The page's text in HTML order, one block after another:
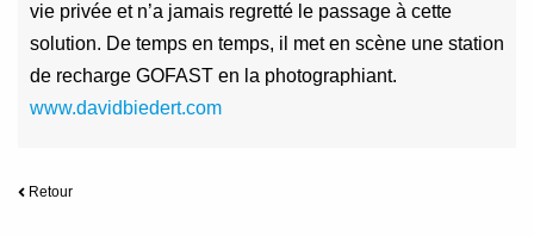
vie privée et n’a jamais regretté le passage à cette
solution. De temps en temps, il met en scène une station
de recharge GOFAST en la photographiant.
www.davidbiedert.com
Retour